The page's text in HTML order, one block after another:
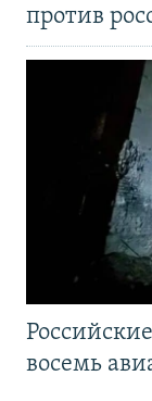
против
восемь